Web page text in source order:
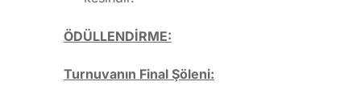
ÖDÜLLENDİRME:
Turnuvanın Final Şöleni: